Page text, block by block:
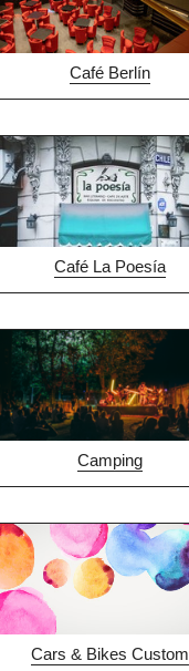
Café Berlín
Café La Poesía
Camping
Cars & Bikes Custom